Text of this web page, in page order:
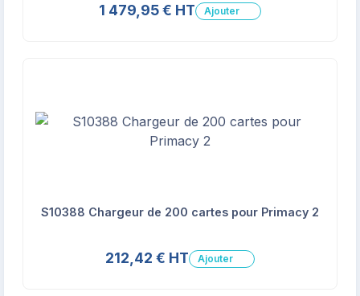
1 479,95 € HT Ajouter
S10388 Chargeur de 200 cartes pour Primacy 2
212,42 € HT Ajouter